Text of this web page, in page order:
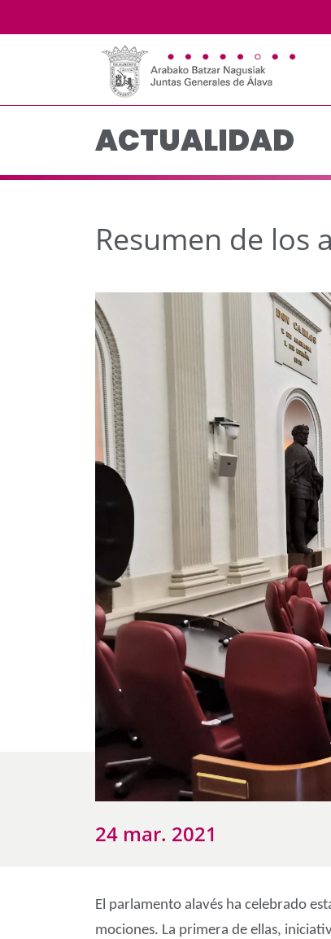
Resumen de los
ACTUALIDAD
Resumen de los
24 mar. 2021
El parlamento alavés ha celebrado
mociones. La primera de ellas,